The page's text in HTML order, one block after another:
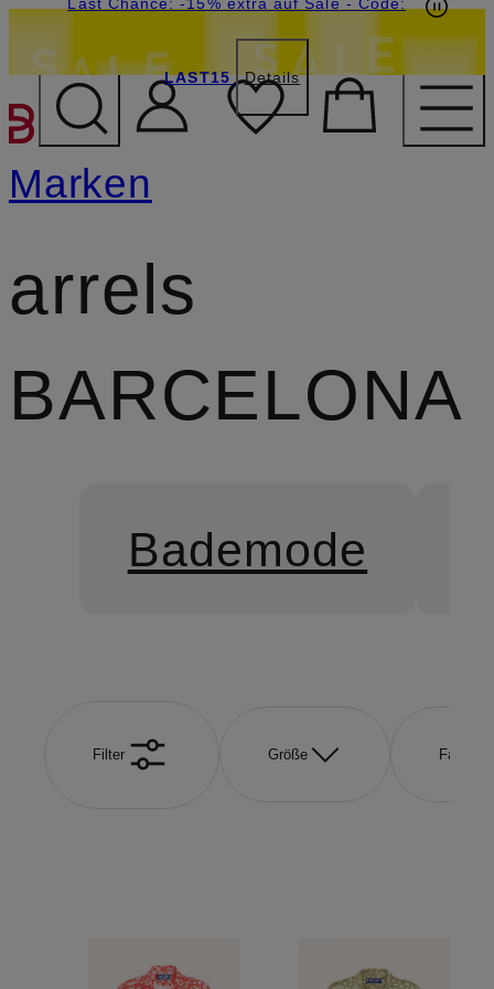
ZUM HAUPTINHALT
LAST15 Details
Marken
arrels
BARCELONA
Bademode
Filter Größe Farbe